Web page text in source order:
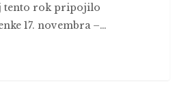
tento rok pripojilo
17. novembra –…